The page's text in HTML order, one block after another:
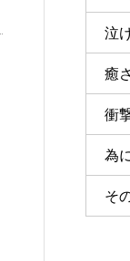
泣
癒
衝
為
そ